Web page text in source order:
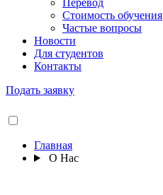
Перевод
Стоимость обучения
Частые вопросы
Новости
Для студентов
Контакты
Подать заявку
Главная
О Нас